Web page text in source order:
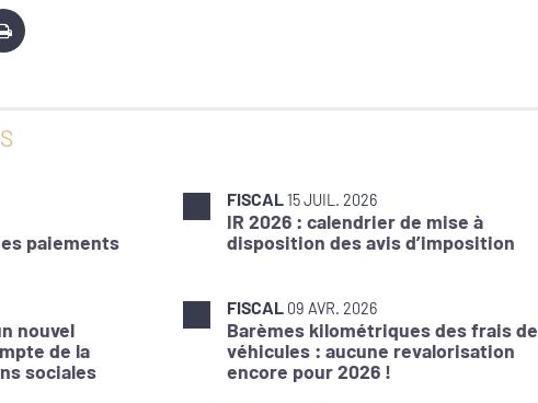
paiements
FISCAL15 JUIL. 2026
IR 2026 : calendrier de mise à
disposition des avis d’imposition
nouvel
de la
sociales
FISCAL 09 AVR. 2026
Barèmes kilométriques des frais de
véhicules : aucune revalorisation
encore pour 2026 !